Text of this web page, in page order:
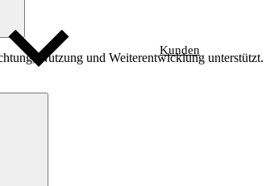
Kunden
Nutzung und Weiterentwicklung